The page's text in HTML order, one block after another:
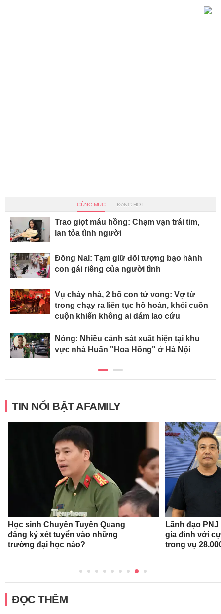
CÙNG MỤC ĐANG HOT
Trao giọt máu hồng: Chạm vạn trái tim,
lan tỏa tình người
Đồng Nai: Tạm giữ đối tượng bạo hành
con gái riêng của người tình
Vụ cháy nhà, 2 bố con tử vong: Vợ từ
trong chạy ra liên tục hô hoán, khói cuồn
cuộn khiến không ai dám lao cứu
Nóng: Nhiều cảnh sát xuất hiện tại khu
vực nhà Huấn "Hoa Hồng" ở Hà Nội
TIN NỔI BẬT AFAMILY
Học sinh Chuyên Tuyên Quang
đăng ký xét tuyển vào những
trường đại học nào?
Lãnh đạo
gia đình với
trong vụ
ĐỌC THÊM